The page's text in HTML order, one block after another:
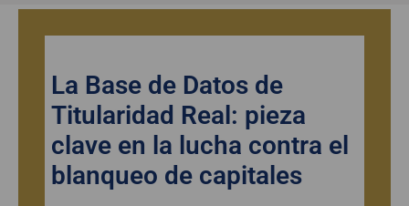
La Base de Datos de
Titularidad Real: pieza
clave en la lucha contra el
blanqueo de capitales